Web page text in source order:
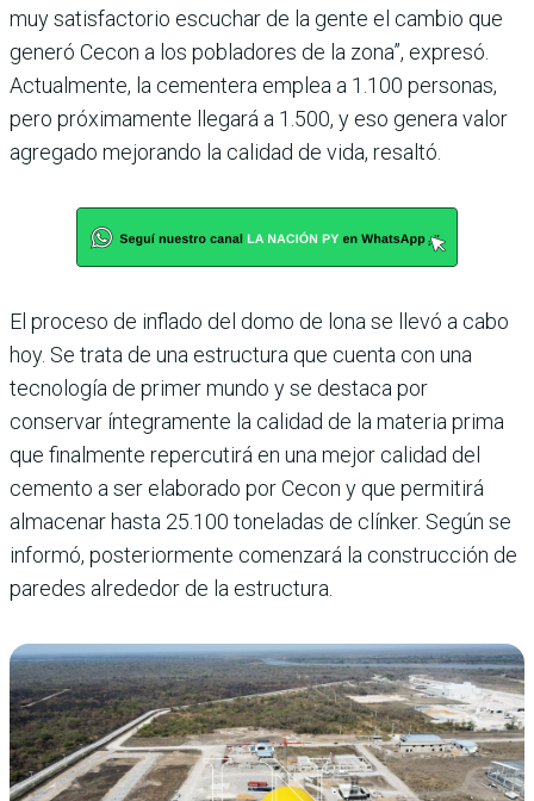
muy satisfactorio escuchar de la gente el cambio que
generó Cecon a los pobladores de la zona”, expresó.
Actualmente, la cementera emplea a 1.100 personas,
pero próximamente llegará a 1.500, y eso genera valor
agregado mejorando la calidad de vida, resaltó.
El proceso de inflado del domo de lona se llevó a cabo
hoy. Se trata de una estructura que cuenta con una
tecnología de primer mundo y se destaca por
conservar íntegramente la calidad de la materia prima
que finalmente repercutirá en una mejor calidad del
cemento a ser elaborado por Cecon y que permitirá
almacenar hasta 25.100 toneladas de clínker. Según se
informó, posteriormente comenzará la construcción de
paredes alrededor de la estructura.